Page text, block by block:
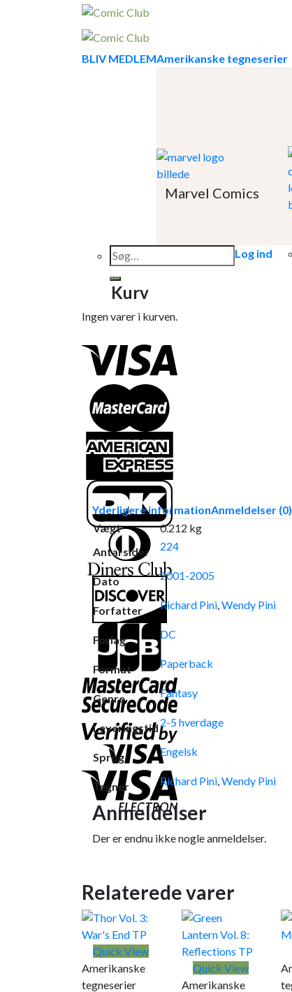
BLIV MEDLEMAmerikanske tegneserier
Marvel Comics
Søg
efter:
Log ind
Kurv
Ingen varer i kurven.
Yderligere informationAnmeldelser (0)
Vægt
0.212 kg
Antal sider
224
Dato 2001-2005
Forfatter Richard Pini,Wendy Pini
Forlag DC
Format Paperback
Genre Fantasy
Leveringstid 2-5 hverdage
Sprog Engelsk
Tegner Richard Pini,Wendy Pini
Anmeldelser
Der er endnu ikke nogle anmeldelser.
Relaterede varer
Quick View
Amerikanske
tegneserier
Quick View
Amerikanske